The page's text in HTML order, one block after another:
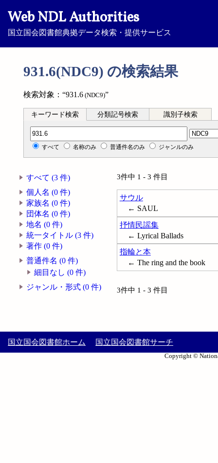
Web NDL Authorities
国立国会図書館典拠データ検索・提供サービス
931.6(NDC9) の検索結果
検索対象：“931.6 (NDC9)”
キーワード検索 分類記号検索 識別子検索
分類記号検索
すべて 名称のみ 普通件名のみ ジャンルのみ
すべて (3 件)
個人名 (0 件)
家族名 (0 件)
団体名 (0 件)
地名 (0 件)
統一タイトル (3 件)
著作 (0 件)
普通件名 (0 件)
細目なし (0 件)
ジャンル・形式 (0 件)
3件中 1 - 3 件目
サウル
← SAUL
抒情民謡集
← Lyrical Ballads
指輪と本
← The ring and the book
3件中 1 - 3 件目
国立国会図書館ホーム 国立国会図書館サーチ
Copyright ©